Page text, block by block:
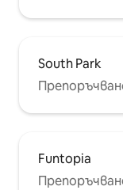
South Park
Funtopia